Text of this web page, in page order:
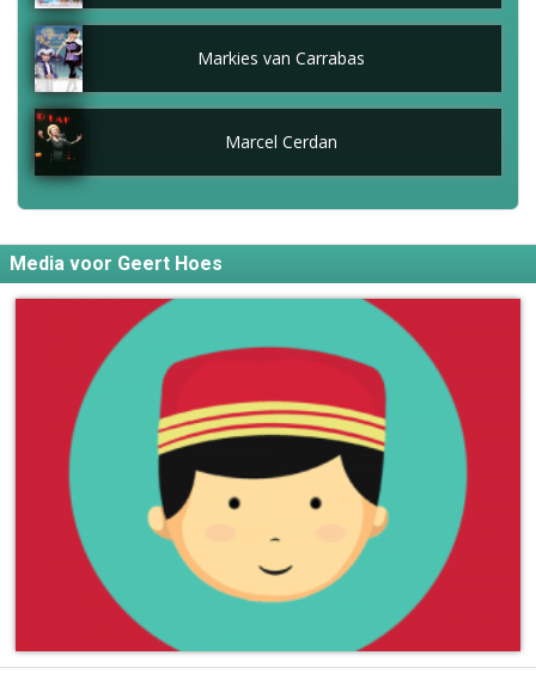
Markies van Carrabas
Marcel Cerdan
Media voor Geert Hoes